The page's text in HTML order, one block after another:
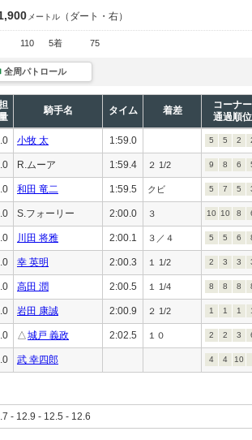
メートル （ダート・右）
110 5着 75
全周パトロール
騎手名 タイム 着差
コーナー
通過順位
小牧 太 1:59.0 5 5 2
R.ムーア 1:59.4 ２ 1/2 9 8 6
和田 竜二 1:59.5 クビ 5 7 5
S.フォーリー 2:00.0 ３ 10 10 8
川田 将雅 2:00.1 ３／４ 5 5 6
幸 英明 2:00.3 １ 1/2 2 3 3
高田 潤 2:00.5 １ 1/4 8 8 8
岩田 康誠 2:00.9 ２ 1/2 1 1 1
△城戸 義政 2:02.5 １０ 2 2 3
武 幸四郎 4 4 10
- 12.9 - 12.5 - 12.6